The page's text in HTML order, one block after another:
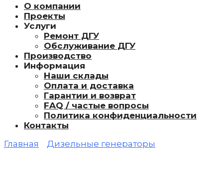
О компании
Проекты
Услуги
Ремонт ДГУ
Обслуживание ДГУ
Производство
Информация
Наши склады
Оплата и доставка
Гарантии и возврат
FAQ / частые вопросы
Политика конфиденциальности
Контакты
Главная
Дизельные генераторы